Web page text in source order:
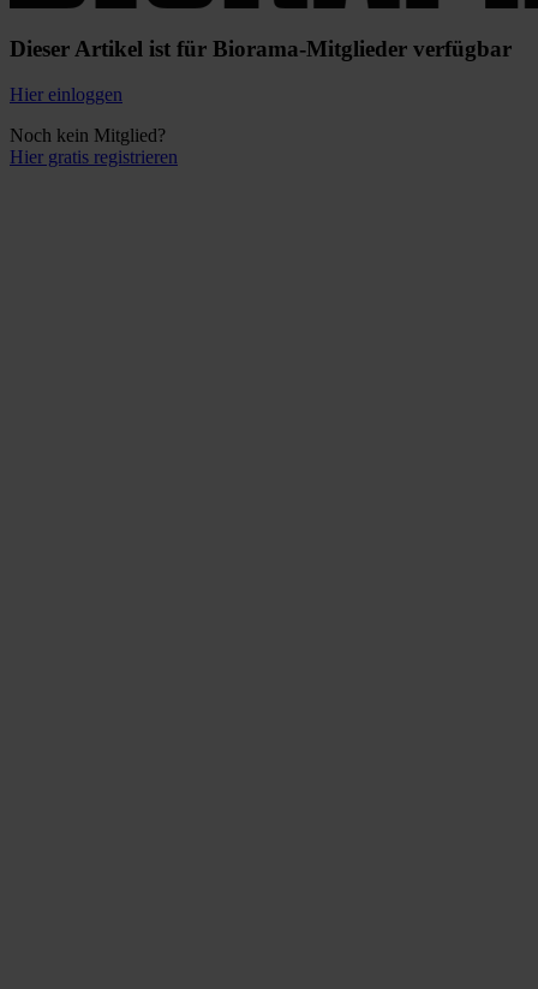
Dieser Artikel ist für Biorama-Mitglieder verfügbar
Hier einloggen
Noch kein Mitglied?
Hier gratis registrieren